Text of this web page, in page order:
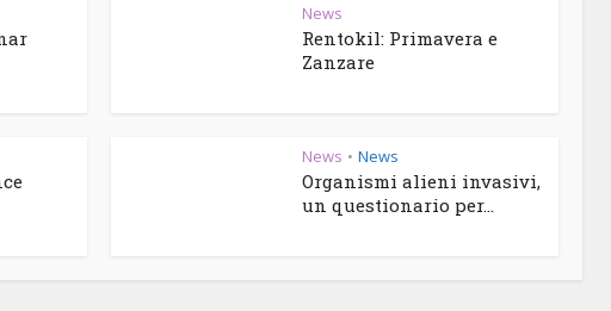
News
Rentokil: Primavera e
Zanzare
News • News
Organismi alieni invasivi,
un questionario per...